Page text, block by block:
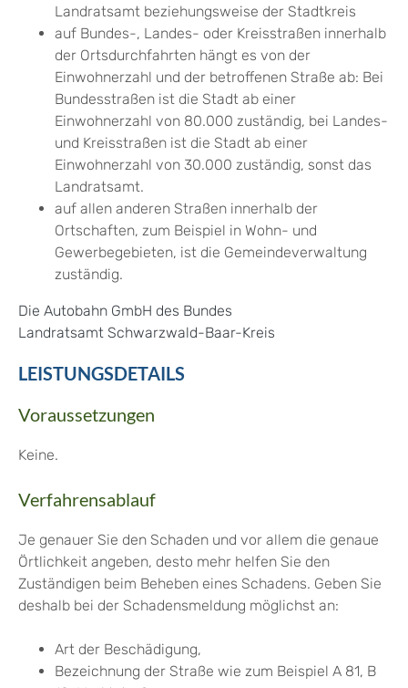
Landratsamt beziehungsweise der Stadtkreis
auf Bundes-, Landes- oder Kreisstraßen innerhalb
der Ortsdurchfahrten hängt es von der
Einwohnerzahl und der betroffenen Straße ab: Bei
Bundesstraßen ist die Stadt ab einer
Einwohnerzahl von 80.000 zuständig, bei Landes-
und Kreisstraßen ist die Stadt ab einer
Einwohnerzahl von 30.000 zuständig, sonst das
Landratsamt.
auf allen anderen Straßen innerhalb der
Ortschaften, zum Beispiel in Wohn- und
Gewerbegebieten, ist die Gemeindeverwaltung
zuständig.
Die Autobahn GmbH des Bundes
Landratsamt Schwarzwald-Baar-Kreis
LEISTUNGSDETAILS
Voraussetzungen
Keine.
Verfahrensablauf
Je genauer Sie den Schaden und vor allem die genaue
Örtlichkeit angeben, desto mehr helfen Sie den
Zuständigen beim Beheben eines Schadens. Geben Sie
deshalb bei der Schadensmeldung möglichst an:
Art der Beschädigung,
Bezeichnung der Straße wie zum Beispiel A 81, B